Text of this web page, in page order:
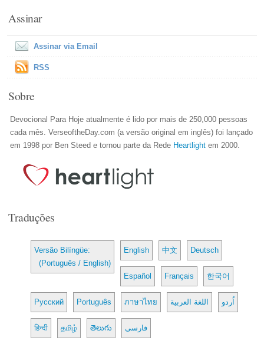
Assinar
Assinar via Email
RSS
Sobre
Devocional Para Hoje atualmente é lido por mais de 250,000 pessoas
cada mês. VerseoftheDay.com (a versão original em inglês) foi lançado
em 1998 por Ben Steed e tornou parte da Rede Heartlight em 2000.
Traduções
Versão Bilíngüe:
(Português / English)
English 中文 Deutsch
Español Français 한국어
Русский Português ภาษาไทย اللغة العربية اُردو
हिन्दी தமிழ் తెలుగు فارسی